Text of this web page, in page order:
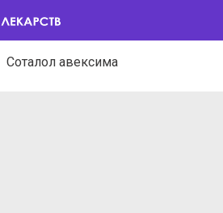
Соталол авексима